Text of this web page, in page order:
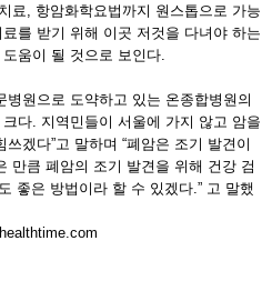
료, 항암화학요법까지 원스톱으로 가능
를 받기 위해 이곳 저것을 다녀야 하는
움이 될 것으로 보인다.
병원으로 도약하고 있는 온종합병원의
다. 지역민들이 서울에 가지 않고 암을
겠다”고 말하며 “폐암은 조기 발견이
만큼 폐암의 조기 발견을 위해 건강 검
좋은 방법이라 할 수 있겠다.” 고 말했